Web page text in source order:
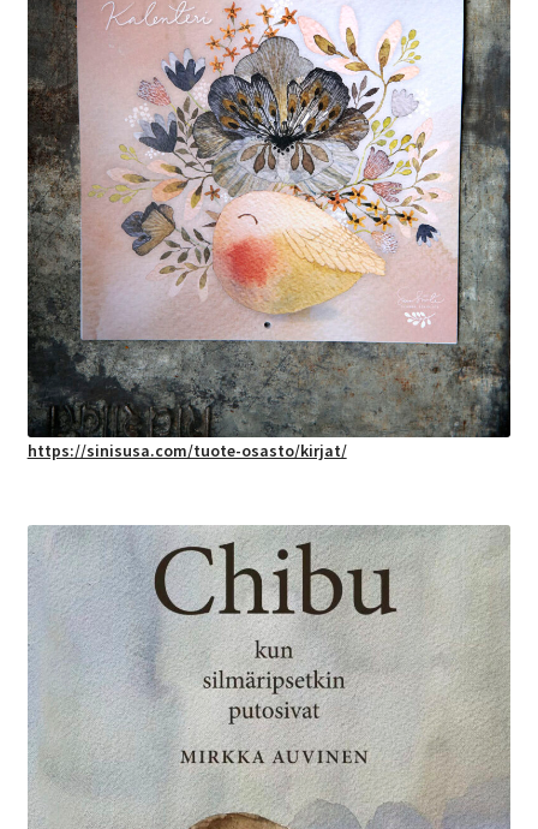
https://sinisusa.com/tuote-osasto/kirjat/